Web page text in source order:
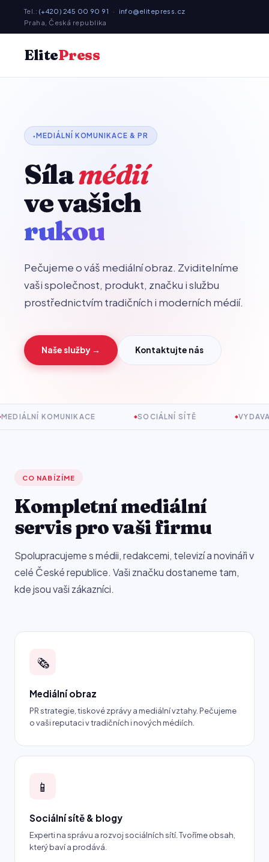
Tel.: (+420) 245 00 90 91 ·
info@elitepress.cz
Praha, Česká republika
ElitePress
MEDIÁLNÍ KOMUNIKACE & PR
Sílamédií
ve vašich
rukou
Pečujeme o váš mediální obraz. Zviditelníme
vaši společnost, produkt, značku i službu
prostřednictvím tradičních i moderních médií.
Naše služby → Kontaktujte nás
KOMUNIKACE SOCIÁLNÍ SÍTĚ
CO NABÍZÍME
Kompletní mediální
servis pro vaši firmu
Spolupracujeme s médii, redakcemi, televizí a novináři v
celé České republice. Vaši značku dostaneme tam,
kde jsou vaši zákazníci.
🗞️
Mediální obraz
PR strategie, tiskové zprávy a mediální vztahy. Pečujeme
o vaši reputaci v tradičních i nových médiích.
📱
Sociální sítě & blogy
Experti na správu a rozvoj sociálních sítí. Tvoříme obsah,
který baví a prodává.